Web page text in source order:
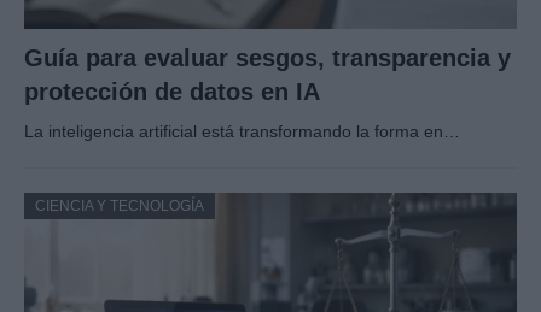
Guía para evaluar sesgos, transparencia y
protección de datos en IA
La inteligencia artificial está transformando la forma en…
CIENCIA Y TECNOLOGÍA